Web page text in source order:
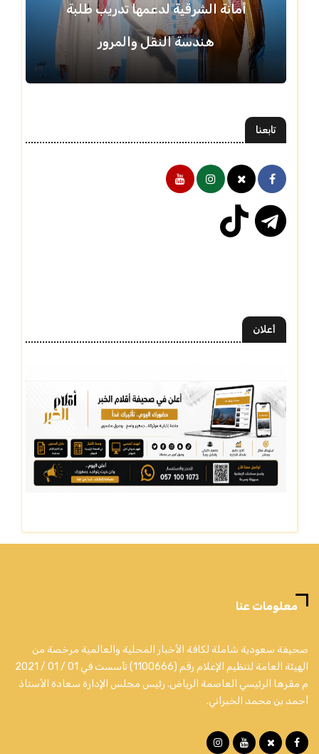
أمانة الشرقية لدعمها تدريب طلبة
هندسة النقل والمرور
تابعنا
أعلان
معلومات عنا
صحيفة سعودية شاملة لكافة الأخبار المحلية والعالمية مرخصة من
الهيئة العامة لتنظيم الإعلام رقم (1100666) تأسست في 01 / 01 / 2021
م مقرها الرئيسي العاصمة الرياض. رئيس مجلس الإدارة سعادة الأستاذ
أحمد بن محمد الخبراني.